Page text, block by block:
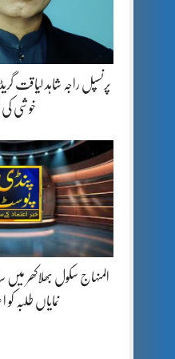
خوشی کی
المنہاج سکول بھلاکھر میں
نمایاں طلبہ